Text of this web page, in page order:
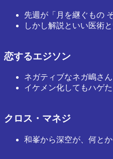
先週が「月を継ぐもの
しかし解説といい医術
恋するエジソン
ネガティブなネガ嶋さ
イケメン化してもハゲ
クロス・マネジ
和峯から深空が、何と